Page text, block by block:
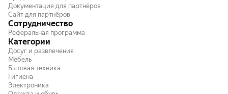
удовольствием! Производитель: Китай
Срок годности отличный: до 06.2028
Документация для партнёров
Сайт для партнёров
Сотрудничество
Реферальная программа
Категории
Досуг и развлечения
Мебель
Бытовая техника
Гигиена
Электроника